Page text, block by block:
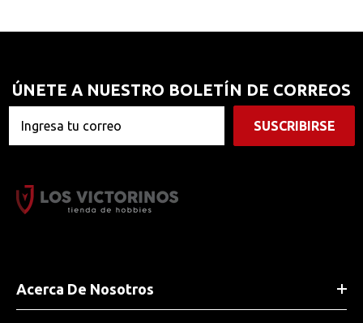
ÚNETE A NUESTRO BOLETÍN DE CORREOS
SUSCRIBIRSE
Acerca De Nosotros